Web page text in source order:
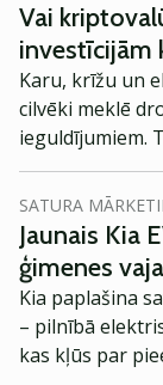
Vai
investīcijām
Karu, krīžu un
cilvēki meklē
ieguldījumiem.
uzskatīts zelts,
attīstību ir
aktīvu
kura autore ir
Polina Brotjē.
SATURA
Jaunais Kia
ģimenes
Kia paplašina
– pilnībā
kas kļūs par